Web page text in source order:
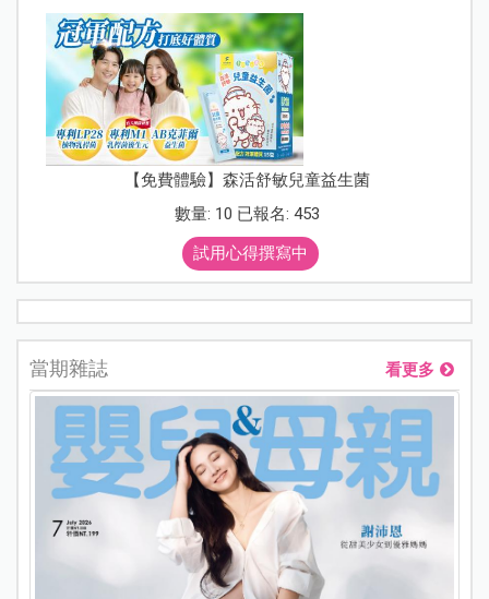
【免費體驗】森活舒敏兒童益生菌
數量: 10 已報名: 453
試用心得撰寫中
當期雜誌 看更多